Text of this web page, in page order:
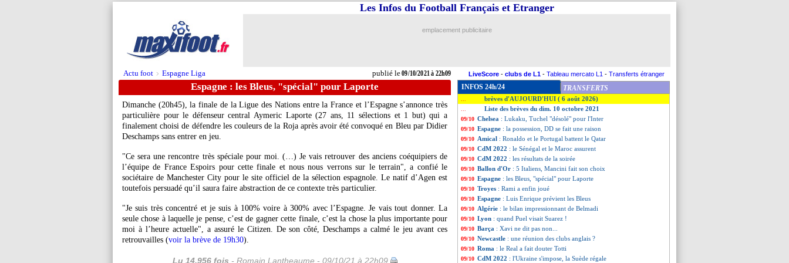
Actu foot > Espagne Liga publié le09/10/2021 à 22h09
Les Infos du Football Français et Etranger
emplacement publicitaire
LiveScore - clubs de L1 - Tableau mercato L1 - Transferts étranger
Espagne : les Bleus, "spécial" pour Laporte
Dimanche (20h45), la finale de la Ligue des Nations entre la France et l’Espagne s’annonce très
particulière pour le défenseur central Aymeric Laporte (27 ans, 11 sélections et 1 but) qui a
finalement choisi de défendre les couleurs de la Roja après avoir été convoqué en Bleu par Didier
Deschamps sans entrer en jeu.
"Ce sera une rencontre très spéciale pour moi. (…) Je vais retrouver des anciens coéquipiers de
l’équipe de France Espoirs pour cette finale et nous nous verrons sur le terrain", a confié le
sociétaire de Manchester City pour le site officiel de la sélection espagnole. Le natif d’Agen est
toutefois persuadé qu’il saura faire abstraction de ce contexte très particulier.
"Je suis très concentré et je suis à 100% voire à 300% avec l’Espagne. Je vais tout donner. La
seule chose à laquelle je pense, c’est de gagner cette finale, c’est la chose la plus importante pour
moi à l’heure actuelle", a assuré le Citizen. De son côté, Deschamps a calmé le jeu avant ces
retrouvailles (voir la brève de 19h30).
Lu 14.956 fois - Romain Lantheaume - 09/10/21 à 22h09
INFOS 24h/24 TRANSFERTS
brèves d'AUJOURD'HUI ( 6 août 2026)
Liste des brèves du dim. 10 octobre 2021
09/10 Chelsea : Lukaku, Tuchel "désolé" pour l'Inter
09/10 Espagne : la possession, DD se fait une raison
09/10 Amical : Ronaldo et le Portugal battent le Qatar
09/10 CdM 2022 : le Sénégal et le Maroc assurent
09/10 CdM 2022 : les résultats de la soirée
09/10 Ballon d'Or : 5 Italiens, Mancini fait son choix
09/10 Espagne : les Bleus, "spécial" pour Laporte
09/10 Troyes : Rami a enfin joué
09/10 Espagne : Luis Enrique prévient les Bleus
09/10 Algérie : le bilan impressionnant de Belmadi
09/10 Lyon : quand Puel visait Suarez !
09/10 Barça : Xavi ne dit pas non...
09/10 Newcastle : une réunion des clubs anglais ?
09/10 Roma : le Real a fait douter Totti
09/10 CdM 2022 : l'Ukraine s'impose, la Suède régale